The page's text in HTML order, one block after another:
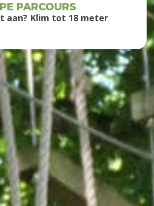
PARCOURS
aan? Klim tot 18 meter